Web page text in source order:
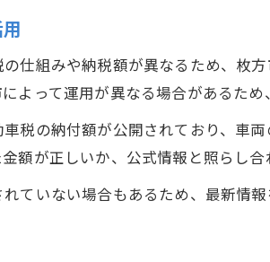
仕組みや納税額が異なるため、枚
よって運用が異なる場合があるた
税の納付額が公開されており、車
額が正しいか、公式情報と照らし合
ていない場合もあるため、最新情